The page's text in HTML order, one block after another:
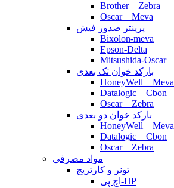
Brother _ Zebra
Oscar _ Meva
پرینتر صدور فیش
Bixolon-meva
Epson-Delta
Mitsushida-Oscar
بارکد خوان تک بعدی
HoneyWell _ Meva
Datalogic _ Cbon
Oscar _ Zebra
بارکد خوان دو بعدی
HoneyWell _ Meva
Datalogic _ Cbon
Oscar _ Zebra
مواد مصرفی
تونر و کارتریج
اچ پی-HP